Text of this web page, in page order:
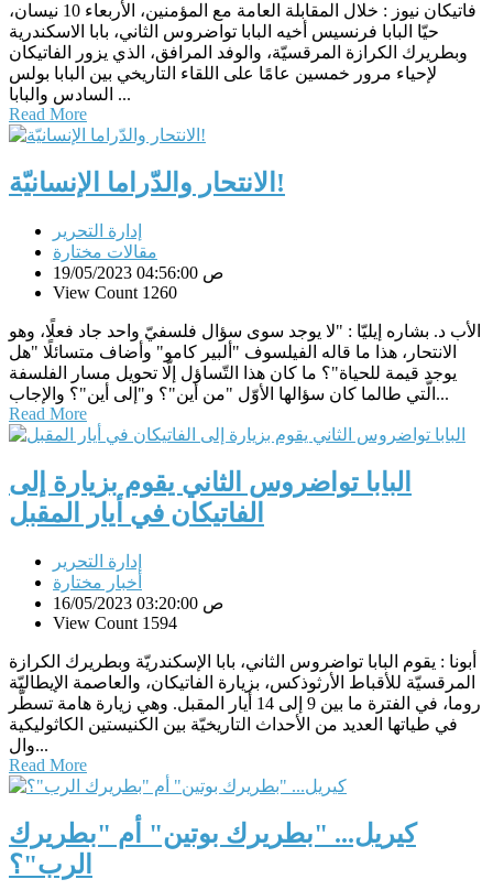
فاتيكان نيوز : خلال المقابلة العامة مع المؤمنين، الأربعاء 10 نيسان،
حيّا البابا فرنسيس أخيه البابا تواضروس الثاني، بابا الاسكندرية
وبطريرك الكرازة المرقسيّة، والوفد المرافق، الذي يزور الفاتيكان
لإحياء مرور خمسين عامًا على اللقاء التاريخي بين البابا بولس
السادس والبابا ...
Read More
الانتحار والدّراما الإنسانيّة!
إدارة التحرير
مقالات مختارة
19/05/2023 04:56:00 ص
View Count 1260
الأب د. بشاره إيليّا : "لا يوجد سوى سؤال فلسفيّ واحد جاد فعلًا، وهو
الانتحار، هذا ما قاله الفيلسوف "ألبير كامو" وأضاف متسائلًا "هل
يوجد قيمة للحياة"؟ ما كان هذا التّساؤل إلّا تحويل مسار الفلسفة
الّتي طالما كان سؤالها الأوّل "من أين"؟ و"إلى أين"؟ والإجاب...
Read More
البابا تواضروس الثاني يقوم بزيارة إلى
الفاتيكان في أيار المقبل
إدارة التحرير
أخبار مختارة
16/05/2023 03:20:00 ص
View Count 1594
أبونا : يقوم البابا تواضروس الثاني، بابا الإسكندريّة وبطريرك الكرازة
المرقسيّة للأقباط الأرثوذكس، بزيارة الفاتيكان، والعاصمة الإيطاليّة
روما، في الفترة ما بين 9 إلى 14 أيار المقبل. وهي زيارة هامة تسطّر
في طياتها العديد من الأحداث التاريخيّة بين الكنيستين الكاثوليكية
وال...
Read More
كيريل... "بطريرك بوتين" أم "بطريرك
الرب"؟